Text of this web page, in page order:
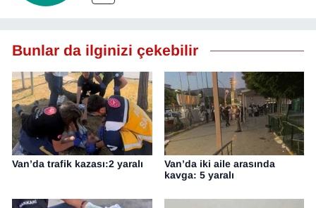
Bunlar da ilginizi çekebilir
Van’da trafik kazası:2 yaralı
Van’da iki aile arasında
kavga: 5 yaralı